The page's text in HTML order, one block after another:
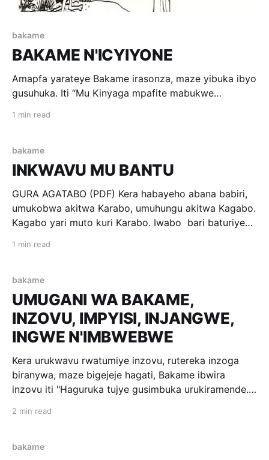
bakame
BAKAME N'ICYIYONE
Amapfa yarateye Bakame irasonza, maze yibuka ibyo
gusuhuka. Iti “Mu Kinyaga mpafite mabukwe
Nkunda agatukura Bakame ikarusha! Iti “Henga
nihendere ubwenge Cyiyone…. Amashyo Cyiyone,
urakoma neza? Noneho si
1 min read
bakame
INKWAVU MU BANTU
GURA AGATABO (PDF) Kera habayeho abana babiri,
umukobwa akitwa Karabo, umuhungu akitwa Kagabo.
Kagabo yari muto kuri Karabo. Iwabo bari baturiye
ikabaherekeza, ikabarenza ishyamba, hanyuma
ikagaruka. Ibyo biba igihe kirekire, kugera ubwo
Bakame yifuje
1 min read
bakame
UMUGANI WA BAKAME,
INZOVU, IMPYISI, INJANGWE,
INGWE N'IMBWEBWE
Kera urukwavu rwatumiye inzovu, rutereka inzoga
biranywa, maze bigejeje hagati, Bakame ibwira
inzovu iti "Haguruka tujye gusimbuka urukiramende."
mabuno yawe; none inama nakugira, zana nyakebe
2 min read
bakame